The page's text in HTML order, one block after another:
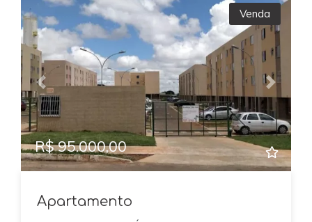
Previous Next
Venda
R$ 95.000,00
Apartamento